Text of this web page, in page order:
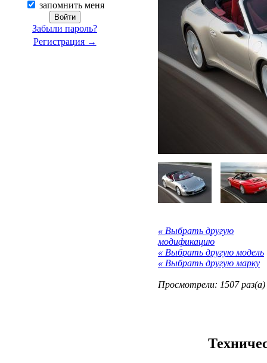
запомнить меня
Забыли пароль?
Регистрация →
« Выбрать другую
модификацию
« Выбрать другую модель
« Выбрать другую марку
Просмотрели: 1507 раз(а)